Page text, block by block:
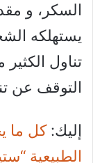
السكر، و
يستهلكه
تناول
التوقف عن
إليك:كل ما
الطبيعية